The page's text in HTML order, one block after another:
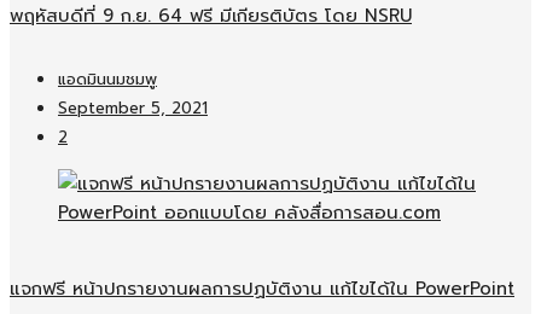
พฤหัสบดีที่ 9 ก.ย. 64 ฟรี มีเกียรติบัตร โดย NSRU
แอดมินนมชมพู
September 5, 2021
2
แจกฟรี หน้าปกรายงานผลการปฏบัติงาน แก้ไขได้ใน PowerPoint